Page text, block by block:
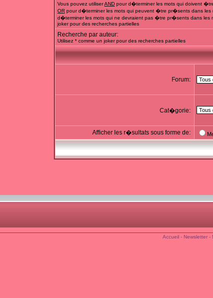
Vous pouvez utiliserAND pour d�terminer les mots qui doivent
OR pour d�terminer les mots qui peuvent �tre pr�sents dans
d�terminer les mots qui ne devraient pas �tre pr�sents dans les
joker pour des recherches partielles
Recherche par auteur:
Utilisez * comme un joker pour des recherches partielles
Forum:
Cat�gorie:
Afficher les r�sultats sous forme de:
Accueil- Newsletter-